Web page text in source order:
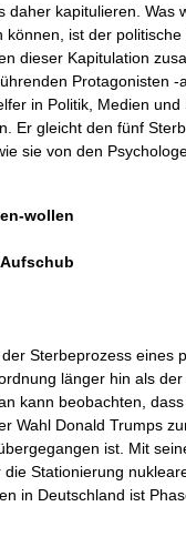
daher kapitulieren. Was
können, ist der
dieser Kapitulation
Protagonisten -
in Politik, Medien und
Er gleicht den fünf
sie von den
wollen
Sterbeprozess eines
länger hin als
kann beobachten,
Wahl Donald Trumps
ist. Mit
die Stationierung
in Deutschland ist